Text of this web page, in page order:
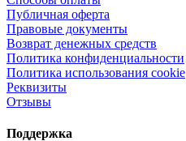
Публичная оферта
Правовые документы
Возврат денежных средств
Политика конфиденциальности
Политика использования cookie
Реквизиты
Отзывы
Поддержка